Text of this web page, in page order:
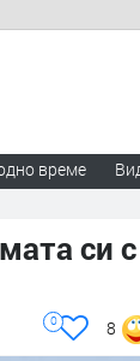
време
си
8
0